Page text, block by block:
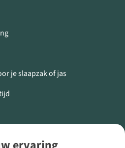
je slaapzak of jas